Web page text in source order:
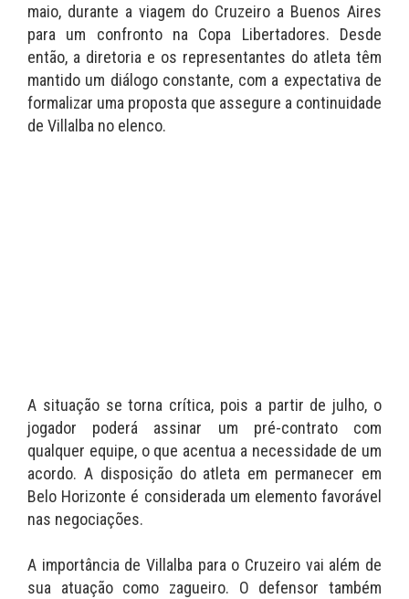
maio, durante a viagem do Cruzeiro a Buenos Aires
para um confronto na Copa Libertadores. Desde
então, a diretoria e os representantes do atleta têm
mantido um diálogo constante, com a expectativa de
formalizar uma proposta que assegure a continuidade
de Villalba no elenco.
A situação se torna crítica, pois a partir de julho, o
jogador poderá assinar um pré-contrato com
qualquer equipe, o que acentua a necessidade de um
acordo. A disposição do atleta em permanecer em
Belo Horizonte é considerada um elemento favorável
nas negociações.
A importância de Villalba para o Cruzeiro vai além de
sua atuação como zagueiro. O defensor também